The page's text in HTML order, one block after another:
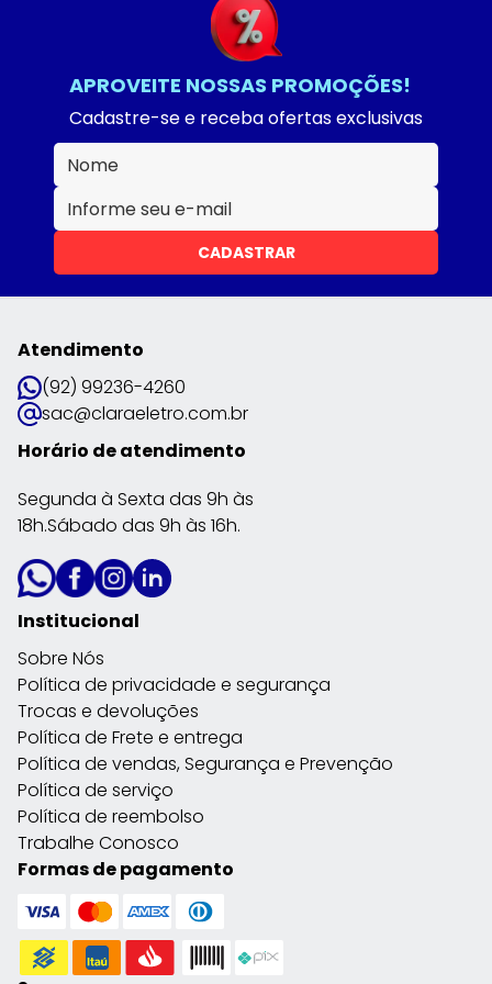
APROVEITE NOSSAS PROMOÇÕES!
Cadastre-se e receba ofertas exclusivas
CADASTRAR
Atendimento
(92) 99236-4260
sac@claraeletro.com.br
Horário de atendimento
Segunda à Sexta das 9h às
18h.Sábado das 9h às 16h.
Institucional
Sobre Nós
Política de privacidade e segurança
Trocas e devoluções
Política de Frete e entrega
Política de vendas, Segurança e Prevenção
Política de serviço
Política de reembolso
Trabalhe Conosco
Formas de pagamento